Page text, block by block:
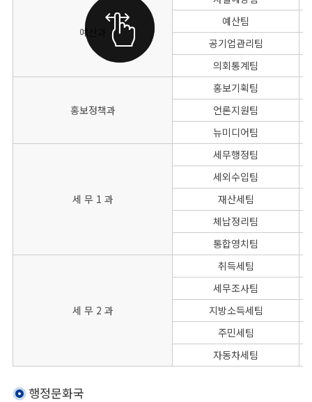
예산과
예산팀
공기업관리팀
의회통계팀
홍보정책과
홍보기획팀
언론지원팀
뉴미디어팀
세 무 1 과
세무행정팀
세외수입팀
재산세팀
체납정리팀
통합영치팀
세 무 2 과
취득세팀
세무조사팀
지방소득세팀
주민세팀
자동차세팀
행정문화국